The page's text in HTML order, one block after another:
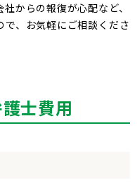
からの報復が心配など、
で、お気軽にご相談くださ
士費用